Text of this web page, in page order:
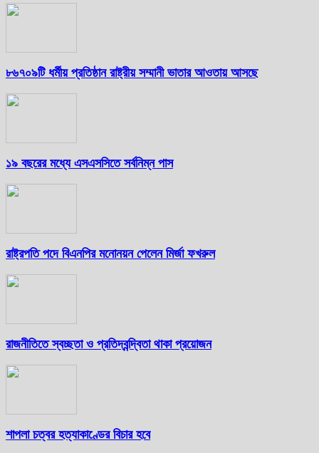
৮৬৭০৯টি ধর্মীয় প্রতিষ্ঠান রাষ্ট্রীয় সম্মানী ভাতার আওতায় আসছে
১৯ বছরের মধ্যে এসএসসিতে সর্বনিম্ন পাস
রাষ্ট্রপতি পদে বিএনপির মনোনয়ন পেলেন মির্জা ফখরুল
রাজনীতিতে স্বচ্ছতা ও প্রতিদ্বন্দ্বিতা থাকা প্রয়োজন
শাপলা চত্বর হত্যাকাণ্ডের বিচার হবে